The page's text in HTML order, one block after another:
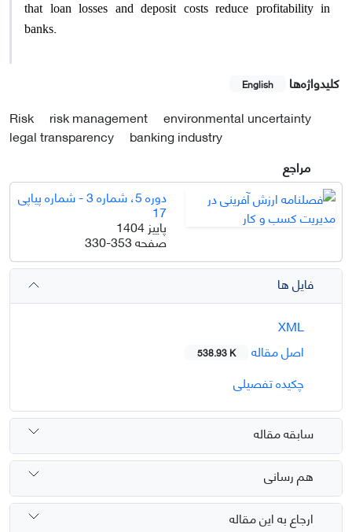
that loan losses and deposit costs reduce profitability in
banks.
کلیدواژه‌ها English
Risk risk management
environmental uncertainty
legal transparency
banking industry
مراجع
دوره 5، شماره 3 - شماره پیاپی
17
پاییز 1404
صفحه330-353
فایل ها
اصل مقاله
538.93 K
چکیده تفصیلی
سابقه مقاله
هم رسانی
ارجاع به این مقاله